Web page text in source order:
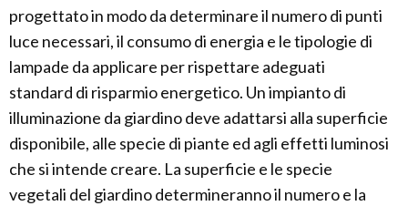
progettato in modo da determinare il numero di punti
luce necessari, il consumo di energia e le tipologie di
lampade da applicare per rispettare adeguati
standard di risparmio energetico. Un impianto di
illuminazione da giardino deve adattarsi alla superficie
disponibile, alle specie di piante ed agli effetti luminosi
che si intende creare. La superficie e le specie
vegetali del giardino determineranno il numero e la